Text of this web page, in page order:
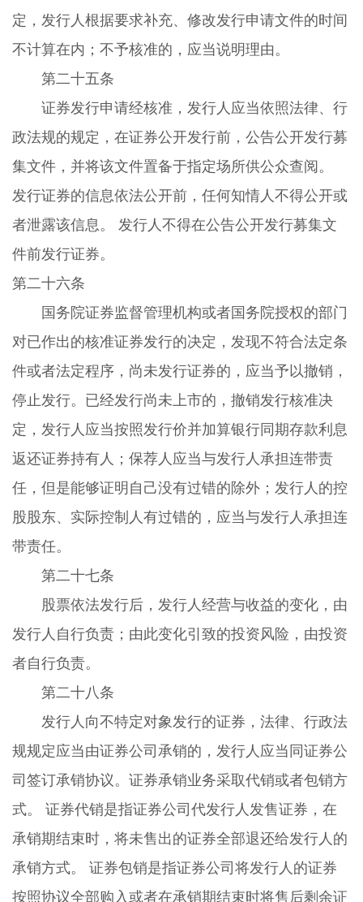
定，发行人根据要求补充、修改发行申请文件的时间
不计算在内；不予核准的，应当说明理由。
第二十五条
证券发行申请经核准，发行人应当依照法律、行
政法规的规定，在证券公开发行前，公告公开发行募
集文件，并将该文件置备于指定场所供公众查阅。
发行证券的信息依法公开前，任何知情人不得公开或
者泄露该信息。 发行人不得在公告公开发行募集文
件前发行证券。
第二十六条
国务院证券监督管理机构或者国务院授权的部门
对已作出的核准证券发行的决定，发现不符合法定条
件或者法定程序，尚未发行证券的，应当予以撤销，
停止发行。已经发行尚未上市的，撤销发行核准决
定，发行人应当按照发行价并加算银行同期存款利息
返还证券持有人；保荐人应当与发行人承担连带责
任，但是能够证明自己没有过错的除外；发行人的控
股股东、实际控制人有过错的，应当与发行人承担连
带责任。
第二十七条
股票依法发行后，发行人经营与收益的变化，由
发行人自行负责；由此变化引致的投资风险，由投资
者自行负责。
第二十八条
发行人向不特定对象发行的证券，法律、行政法
规规定应当由证券公司承销的，发行人应当同证券公
司签订承销协议。证券承销业务采取代销或者包销方
式。 证券代销是指证券公司代发行人发售证券，在
承销期结束时，将未售出的证券全部退还给发行人的
承销方式。 证券包销是指证券公司将发行人的证券
按照协议全部购入或者在承销期结束时将售后剩余证